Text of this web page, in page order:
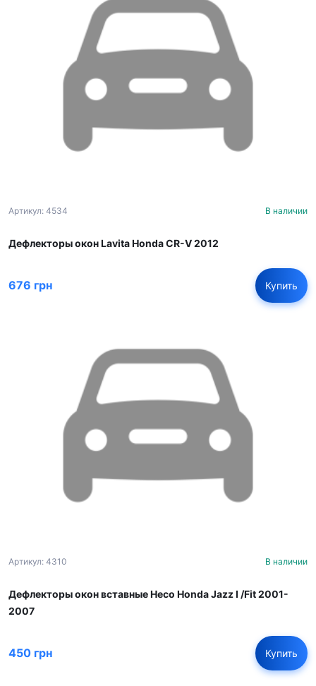
Артикул: 4534 В наличии
Дефлекторы окон Lavita Honda CR-V 2012
676 грн Купить
Артикул: 4310 В наличии
Дефлекторы окон вставные Heco Honda Jazz I /Fit 2001-
2007
450 грн Купить